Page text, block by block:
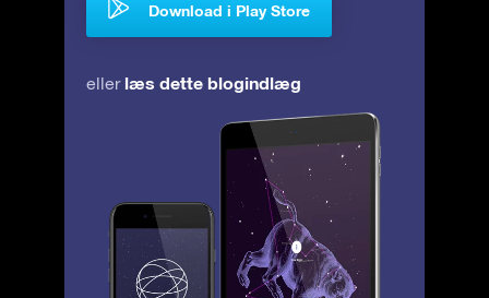
Download i Play Store
eller læs dette blogindlæg